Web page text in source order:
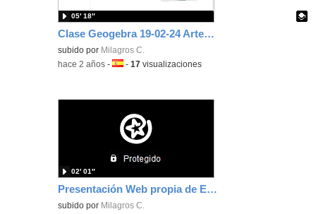
Clase Geogebra 19-02-24 Artemáticas
Contenido educativo.
subido por Milagros C.
05′ 18″
-hace 2 años -Idioma:
-17 visualizaciones
Presentación Web propia de Educamadrid
subido por Milagros C.
02′ 01″